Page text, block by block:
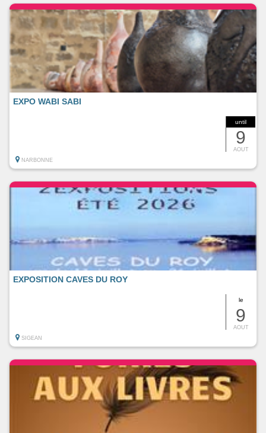
until
9
AOUT
EXPO WABI SABI
NARBONNE
le
9
AOUT
EXPOSITION CAVES DU ROY
SIGEAN